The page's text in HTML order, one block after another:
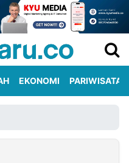
EKONOMI PARIWISATA